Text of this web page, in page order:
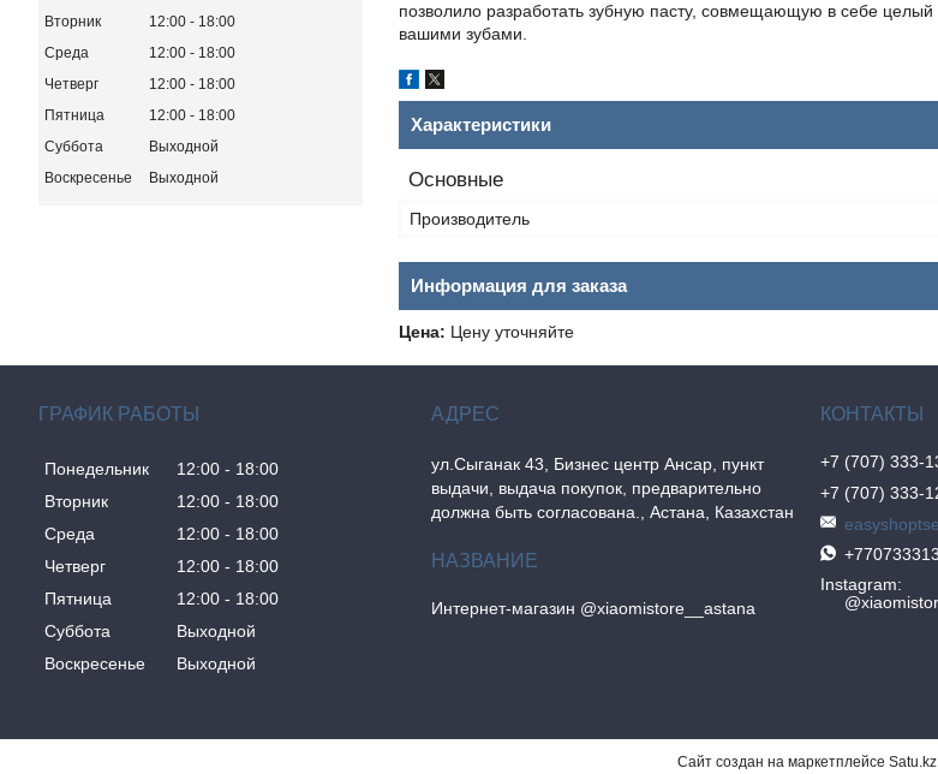
позволило разработать зубную пасту, совмещающую в себе
вашими зубами.
Характеристики
Основные
Производитель
Информация для заказа
Цена: Цену уточняйте
Вторник
12:00
18:00
Среда
12:00
18:00
Четверг
12:00
18:00
Пятница
12:00
18:00
Суббота
Выходной
Воскресенье
Выходной
ГРАФИК РАБОТЫ
Понедельник 12:00
18:00
Вторник
12:00
18:00
Среда
12:00
18:00
Четверг
12:00
18:00
Пятница
12:00
18:00
Суббота
Выходной
Воскресенье
Выходной
ул.Сыганак 43, Бизнес центр Ансар, пункт
выдачи, выдача покупок, предварительно
должна быть согласована., Астана, Казахстан
Интернет-магазин @xiaomistore__astana
+7 (707) 333-
+7 (707) 333-
Instagram
Сайт создан на маркетплейсе Satu.kz